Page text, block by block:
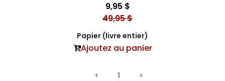
9,95 $
49,95 $
Papier (livre entier)
Ajoutez au panier
1